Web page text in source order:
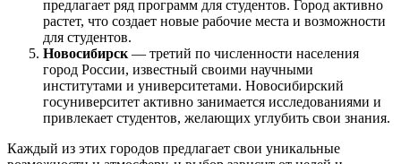
предлагает ряд программ для студентов. Город активно
растет, что создает новые рабочие места и возможности
для студентов.
Новосибирск — третий по численности населения
город России, известный своими научными
институтами и университетами. Новосибирский
госуниверситет активно занимается исследованиями и
привлекает студентов, желающих углубить свои знания.
Каждый из этих городов предлагает свои уникальные